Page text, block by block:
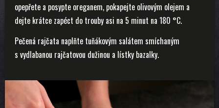
opepřete a posypte oreganem, pokapejte olivovým olejem a
dejte krátce zapéct do trouby asi na 5 minut na 180 °C.
Pečená rajčata naplňte tuňákovým salátem smíchaným
s vydlabanou rajčatovou dužinou a lístky bazalky.